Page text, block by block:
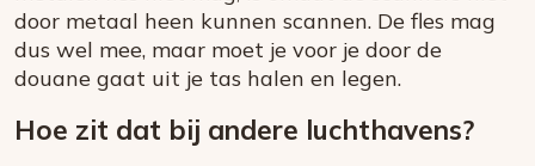
door metaal heen kunnen scannen. De fles mag
dus wel mee, maar moet je voor je door de
douane gaat uit je tas halen en legen.
Hoe zit dat bij andere luchthavens?